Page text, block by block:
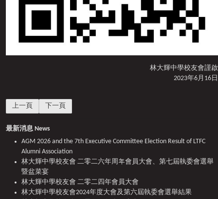
林大輝中學校友會謹啟
2023年6月16日
上一篇文章: 林大輝中學校友會 二零二四年會員大會
上一頁 下一篇文章: 林大輝中學校友會第五屆執委會選舉結果
下一頁
最新消息 News
AGM 2026 and the 7th Executive Committee Election Result of LTFC
Alumni Association
林大輝中學校友會 二零二六年周年會員大會、第七屆執委會選舉
暨盆菜宴
林大輝中學校友會 二零二四年會員大會
林大輝中學校友會2024年度大會及第六屆執委會選舉結果